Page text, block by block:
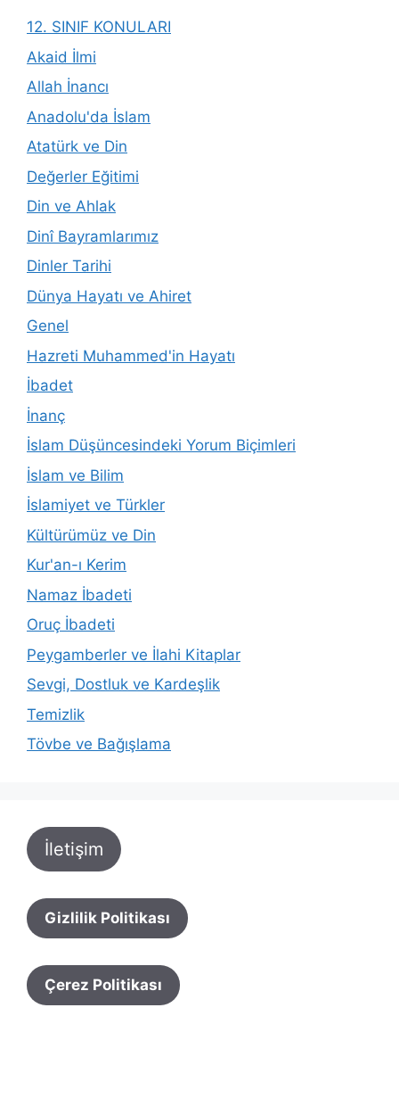
12. SINIF KONULARI
Akaid İlmi
Allah İnancı
Anadolu'da İslam
Atatürk ve Din
Değerler Eğitimi
Din ve Ahlak
Dinî Bayramlarımız
Dinler Tarihi
Dünya Hayatı ve Ahiret
Genel
Hazreti Muhammed'in Hayatı
İbadet
İnanç
İslam Düşüncesindeki Yorum Biçimleri
İslam ve Bilim
İslamiyet ve Türkler
Kültürümüz ve Din
Kur'an-ı Kerim
Namaz İbadeti
Oruç İbadeti
Peygamberler ve İlahi Kitaplar
Sevgi, Dostluk ve Kardeşlik
Temizlik
Tövbe ve Bağışlama
İletişim
Gizlilik Politikası
Çerez Politikası